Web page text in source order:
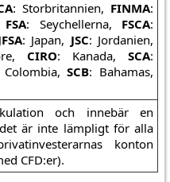
: Storbritannien, FINMA:
FSA: Seychellerna, FSCA:
: Japan, JSC: Jordanien,
CIRO: Kanada, SCA:
Colombia,SCB: Bahamas,
och innebär en
är inte lämpligt för alla
konton
CFD:er).